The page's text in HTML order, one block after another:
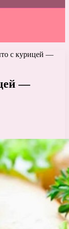
с курицей —
—